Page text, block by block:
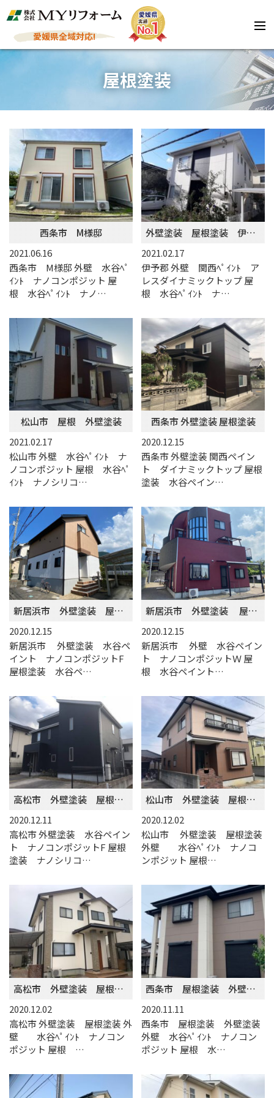
愛媛県全域対応!
屋根塗装
西条市 M様邸
2021.06.16
西条市 M様邸 外壁 水谷ﾍﾟ
ｲﾝﾄ ナノコンポジット 屋
根 水谷ﾍﾟｲﾝﾄ ナノ…
外壁塗装 屋根塗装 伊予郡
2021.02.17
伊予郡 外壁 関西ﾍﾟｲﾝﾄ ア
レスダイナミックトップ 屋
根 水谷ﾍﾟｲﾝﾄ ナ…
松山市 屋根 外壁塗装
2021.02.17
松山市 外壁 水谷ﾍﾟｲﾝﾄ ナ
ノコンポジット 屋根 水谷ﾍﾟ
ｲﾝﾄ ナノシリコ…
西条市 外壁塗装 屋根塗装
2020.12.15
西条市 外壁塗装 関西ペイン
ト ダイナミックトップ 屋根
塗装 水谷ペイン…
新居浜市 外壁塗装 屋根塗装
2020.12.15
新居浜市 外壁塗装 水谷ペ
イント ナノコンポジットF
屋根塗装 水谷ペ…
新居浜市 外壁塗装 屋根塗装
2020.12.15
新居浜市 外壁 水谷ペイン
ト ナノコンポジットＷ 屋
根 水谷ペイント…
高松市 外壁塗装 屋根塗装
2020.12.11
高松市 外壁塗装 水谷ペイン
ト ナノコンポジットF 屋根
塗装 ナノシリコ…
松山市 外壁塗装 屋根塗装
2020.12.02
松山市 外壁塗装 屋根塗装
外壁 水谷ﾍﾟｲﾝﾄ ナノコ
ンポジット 屋根…
高松市 外壁塗装 屋根塗装
2020.12.02
高松市 外壁塗装 屋根塗装 外
壁 水谷ﾍﾟｲﾝﾄ ナノコン
ポジット 屋根 …
西条市 屋根塗装 外壁塗装
2020.11.11
西条市 屋根塗装 外壁塗装
外壁 水谷ﾍﾟｲﾝﾄ ナノコン
ポジット 屋根 水…